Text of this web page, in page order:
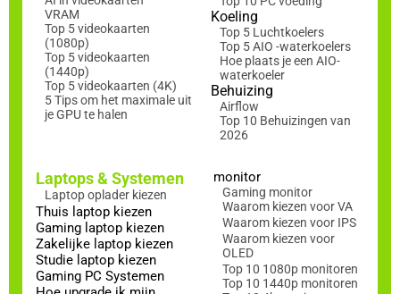
VRAM
Top 5 videokaarten
(1080p)
Top 5 videokaarten
(1440p)
Top 5 videokaarten (4K)
5 Tips om het maximale uit
je GPU te halen
Koeling
Top 5 Luchtkoelers
Top 5 AIO -waterkoelers
Hoe plaats je een AIO-
waterkoeler
Behuizing
Airflow
Top 10 Behuizingen van
2026
Laptops & Systemen
Laptop oplader kiezen
Thuis laptop kiezen
Gaming laptop kiezen
Zakelijke laptop kiezen
Studie laptop kiezen
Gaming PC Systemen
monitor
Gaming monitor
Waarom kiezen voor VA
Waarom kiezen voor IPS
Waarom kiezen voor
OLED
Top 10 1080p monitoren
Top 10 1440p monitoren